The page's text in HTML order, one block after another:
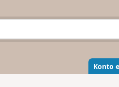
Konto